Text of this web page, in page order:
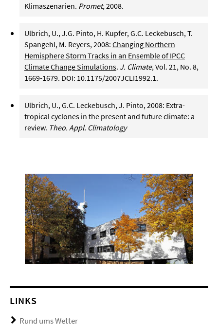
Klimaszenarien. Promet, 2008.
Ulbrich, U., J.G. Pinto, H. Kupfer, G.C. Leckebusch, T.
Spangehl, M. Reyers, 2008: Changing Northern
Hemisphere Storm Tracks in an Ensemble of IPCC
Climate Change Simulations. J. Climate, Vol. 21, No. 8,
1669-1679. DOI: 10.1175/2007JCLI1992.1.
Ulbrich, U., G.C. Leckebusch, J. Pinto, 2008: Extra-
tropical cyclones in the present and future climate: a
review. Theo. Appl. Climatology
LINKS
Rund ums Wetter